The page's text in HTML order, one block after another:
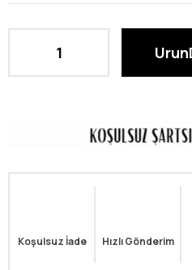
Koşulsuz İade Hızlı Gönderim